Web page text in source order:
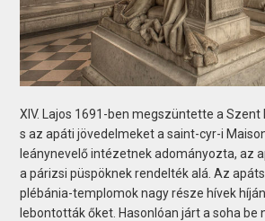
XIV. Lajos 1691-ben megszüntette a Szent
s az apáti jövedelmeket a saint-cyr-i
leánynevelő intézetnek adományozta, az
a párizsi püspöknek rendelték alá. Az
plébánia-templomok nagy része hívek
lebontották őket. Hasonlóan járt a soha be